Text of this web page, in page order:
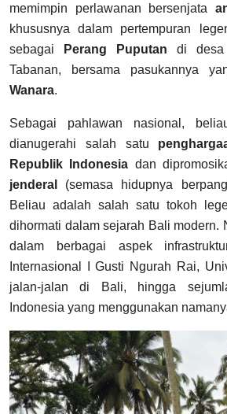
memimpin perlawanan bersenjata
khususnya dalam pertempuran
sebagai
Perang Puputan di desa
Tabanan, bersama pasukannya
Wanara.
Sebagai pahlawan nasional,
dianugerahi salah satu
Republik Indonesia dan
jenderal (semasa hidupnya
Beliau adalah salah satu tokoh
dihormati dalam sejarah Bali modern.
dalam berbagai aspek
Internasional I Gusti Ngurah Rai,
jalan-jalan di Bali, hingga
Indonesia yang menggunakan